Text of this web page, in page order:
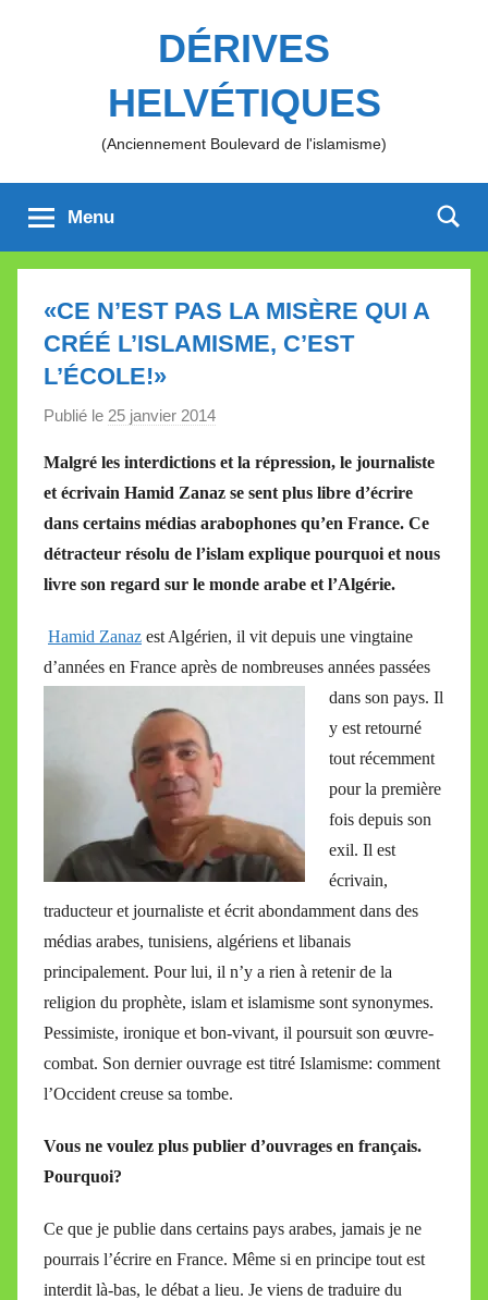
DÉRIVES
HELVÉTIQUES
(Anciennement Boulevard de l'islamisme)
Menu
«CE N’EST PAS LA MISÈRE QUI A
CRÉÉ L’ISLAMISME, C’EST
L’ÉCOLE!»
Publié le 25 janvier 2014
r
M
i
r
e
l
l
a
l
l
e
t
Malgré les interdictions et la répression, le journaliste
et écrivain Hamid Zanaz se sent plus libre d’écrire
dans certains médias arabophones qu’en France. Ce
détracteur résolu de l’islam explique pourquoi et nous
livre son regard sur le monde arabe et l’Algérie.
Hamid Zanaz est Algérien, il vit depuis une vingtaine
d’années en France après de nombreuses années passées
dans son pays. Il
y est retourné
tout récemment
pour la première
fois depuis son
exil. Il est
écrivain,
traducteur et journaliste et écrit abondamment dans des
médias arabes, tunisiens, algériens et libanais
principalement. Pour lui, il n’y a rien à retenir de la
religion du prophète, islam et islamisme sont synonymes.
Pessimiste, ironique et bon-vivant, il poursuit son œuvre-
combat. Son dernier ouvrage est titré Islamisme: comment
l’Occident creuse sa tombe.
Vous ne voulez plus publier d’ouvrages en français.
Pourquoi?
Ce que je publie dans certains pays arabes, jamais je ne
pourrais l’écrire en France. Même si en principe tout est
interdit là-bas, le débat a lieu. Je viens de traduire du